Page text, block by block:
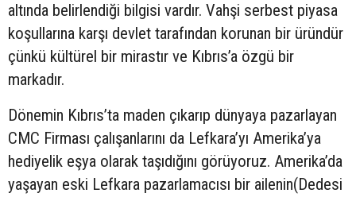
altında belirlendiği bilgisi vardır. Vahşi serbest piyasa
koşullarına karşı devlet tarafından korunan bir üründür
çünkü kültürel bir mirastır ve Kıbrıs’a özgü bir
markadır.
Dönemin Kıbrıs’ta maden çıkarıp dünyaya pazarlayan
CMC Firması çalışanlarını da Lefkara’yı Amerika’ya
hediyelik eşya olarak taşıdığını görüyoruz. Amerika’da
yaşayan eski Lefkara pazarlamacısı bir ailenin(Dedesi